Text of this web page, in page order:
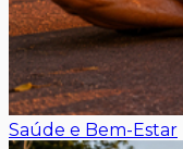
Saúde e Bem-Estar